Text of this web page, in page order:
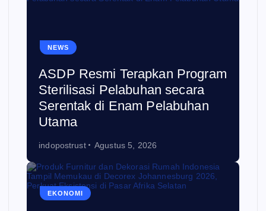
NEWS
ASDP Resmi Terapkan Program
Sterilisasi Pelabuhan secara
Serentak di Enam Pelabuhan
Utama
indopostrust Agustus 5, 2026
EKONOMI